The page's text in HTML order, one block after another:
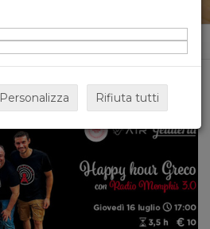
Personalizza Rifiuta tutti